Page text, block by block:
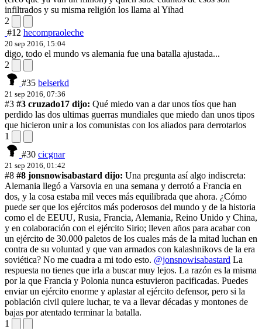
infiltrados y su misma religión los llama al Yihad
2
#12 hecompraoleche
20 sep 2016, 15:04
digo, todo el mundo vs alemania fue una batalla ajustada...
2
#35 belserkd
21 sep 2016, 07:36
#3 #3 cruzado17 dijo: Qué miedo van a dar unos tíos que han
perdido las dos ultimas guerras mundiales que miedo dan unos tipos
que hicieron unir a los comunistas con los aliados para derrotarlos
1
#30 cicgnar
21 sep 2016, 01:42
#8 #8 jonsnowisabastard dijo: Una pregunta así algo indiscreta:
Alemania llegó a Varsovia en una semana y derrotó a Francia en
dos, y la cosa estaba mil veces más equilibrada que ahora. ¿Cómo
puede ser que los ejércitos más poderosos del mundo y de la historia
como el de EEUU, Rusia, Francia, Alemania, Reino Unido y China,
y en colaboración con el ejército Sirio; lleven años para acabar con
un ejército de 30.000 paletos de los cuales más de la mitad luchan en
contra de su voluntad y que van armados con kalashnikovs de la era
soviética? No me cuadra a mi todo esto. @jonsnowisabastard La
respuesta no tienes que irla a buscar muy lejos. La razón es la misma
por la que Francia y Polonia nunca estuvieron pacificadas. Puedes
enviar un ejército enorme y aplastar al ejército defensor, pero si la
población civil quiere luchar, te va a llevar décadas y montones de
bajas por atentado terminar la batalla.
1